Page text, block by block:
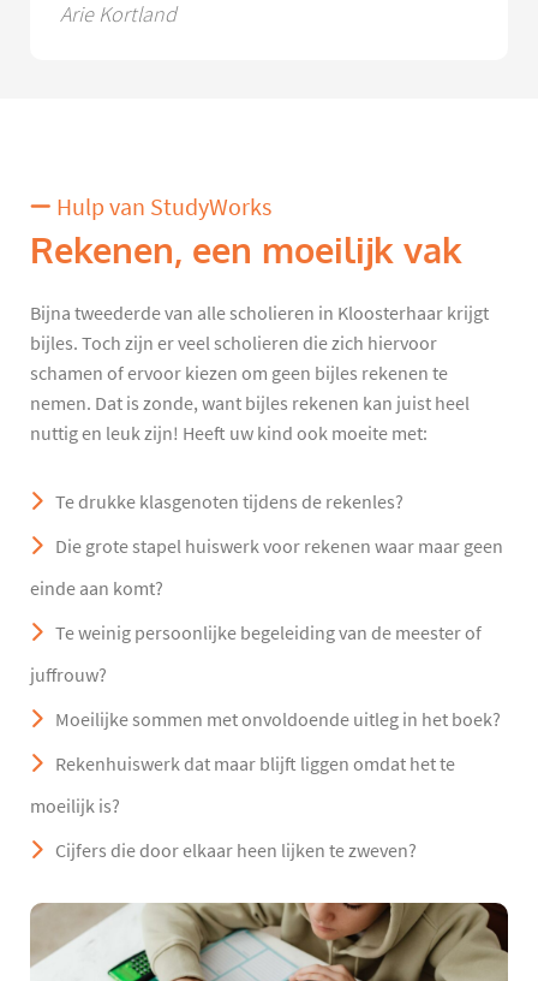
Arie Kortland
Hulp van StudyWorks
Rekenen, een moeilijk vak
Bijna tweederde van alle scholieren in Kloosterhaar krijgt
bijles. Toch zijn er veel scholieren die zich hiervoor
schamen of ervoor kiezen om geen bijles rekenen te
nemen. Dat is zonde, want bijles rekenen kan juist heel
nuttig en leuk zijn! Heeft uw kind ook moeite met:
Te drukke klasgenoten tijdens de rekenles?
Die grote stapel huiswerk voor rekenen waar maar geen
einde aan komt?
Te weinig persoonlijke begeleiding van de meester of
juffrouw?
Moeilijke sommen met onvoldoende uitleg in het boek?
Rekenhuiswerk dat maar blijft liggen omdat het te
moeilijk is?
Cijfers die door elkaar heen lijken te zweven?